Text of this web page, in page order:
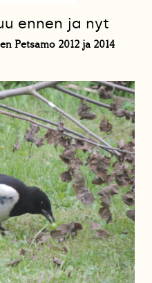
ennen ja nyt
Petsamo 2012 ja 2014